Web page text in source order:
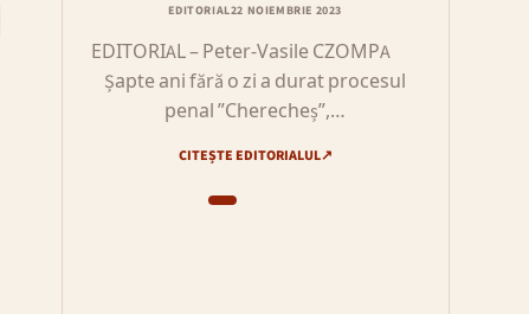
EDITORIAL22 NOIEMBRIE 2023
EDITORIAL – Peter-Vasile CZOMPA
Șapte ani fără o zi a durat procesul
penal ”Cherecheș”,…
CITEȘTE EDITORIALUL↗